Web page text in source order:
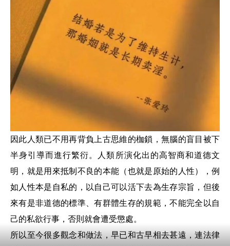
因此人類已不用再背負上古思維的枷鎖，無腦的盲目被下
半身引導而進行繁衍。人類所演化出的高智商和道德文
明，就是用來抵制不良的本能（也就是原始的人性），例
如人性本是自私的，以自己可以活下去為生存宗旨，但後
來有是非道德的標準、有群體生存的規範，不能完全以自
己的私欲行事，否則就會遭受懲處。
所以至今很多觀念和做法，早已和古早相去甚遠，連法律